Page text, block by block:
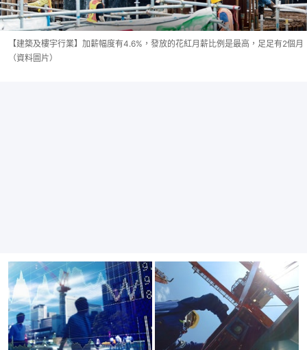
【建築及樓宇行業】加薪幅度有4.6%，發放的花紅月薪比例是最高，足足有2個月
（資料圖片）